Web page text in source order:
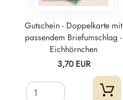
Gutschein - Doppelkarte mit
passendem Briefumschlag -
Eichhörnchen
3,70 EUR